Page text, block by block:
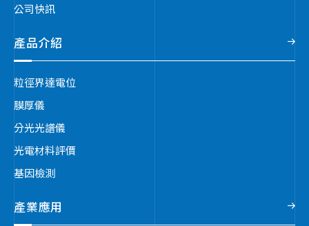
公司快訊
產品介紹
粒徑界達電位
膜厚儀
分光光譜儀
光電材料評價
基因檢測
產業應用